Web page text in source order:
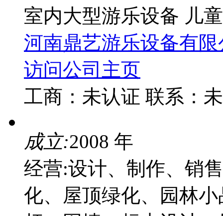
室内大型游乐设备 儿
河南鼎艺游乐设备有限
访问公司主页
工商： 未认证 联系：
成立:2008 年
经营:设计、制作、销
化、屋顶绿化、园林